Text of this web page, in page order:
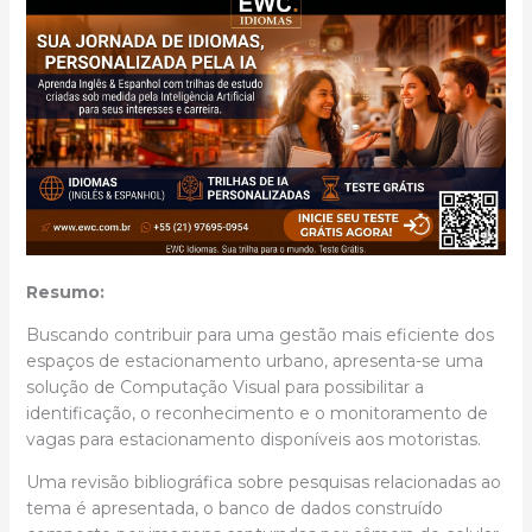
Resumo:
Buscando contribuir para uma gestão mais eficiente dos
espaços de estacionamento urbano, apresenta-se uma
solução de Computação Visual para possibilitar a
identificação, o reconhecimento e o monitoramento de
vagas para estacionamento disponíveis aos motoristas.
Uma revisão bibliográfica sobre pesquisas relacionadas ao
tema é apresentada, o banco de dados construído